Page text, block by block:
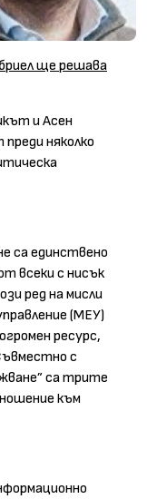
ще решава
и Асен
няколко
са единствено
всеки с нисък
ред на мисли
(МЕУ)
ресурс,
с
са трите
към